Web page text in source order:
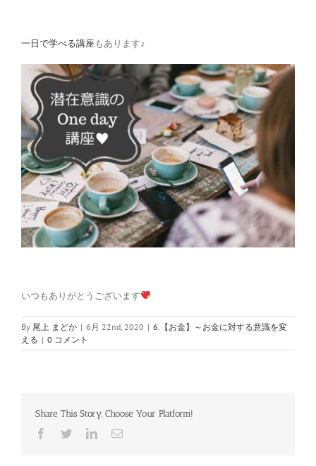
一日で学べる講座もあります♪
いつもありがとうございます
By 尾上 まどか | 6月 22nd, 2020 | 6.【お金】～お金に対する意識を変
える | 0 コメント
Share This Story, Choose Your Platform!
Facebook
TwitterLinkedIn
電